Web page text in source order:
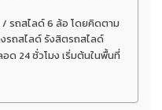
/ รถสไลด์ 6 ล้อ โดยคิดตาม
รถสไลด์ รังสิตรถสไลด์
ด 24 ชั่วโมง เริ่มต้นในพื้นที่